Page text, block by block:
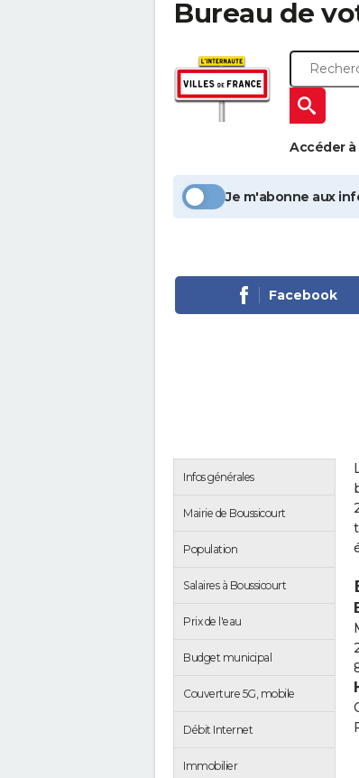
Bureau de
Accéder à
Je m'abonne aux
Facebook
Infos générales
Mairie de Boussicourt
Population
Salaires à Boussicourt
Prix de l'eau
Budget municipal
Couverture 5G, mobile
Débit Internet
Immobilier